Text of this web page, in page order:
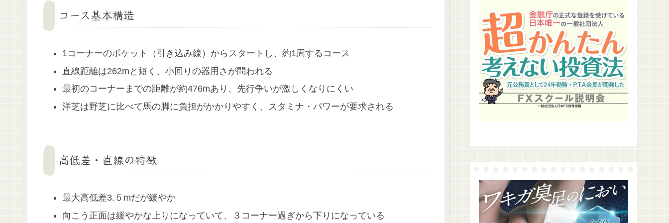
コース基本構造
1コーナーのポケット（引き込み線）からスタートし、約1周するコース
直線距離は262mと短く、小回りの器用さが問われる
最初のコーナーまでの距離が約476mあり、先行争いが激しくなりにくい
洋芝は野芝に比べて馬の脚に負担がかかりやすく、スタミナ・パワーが要求される
高低差・直線の特徴
最大高低差3.５mだが緩やか
向こう正面は緩やかな上りになっていて、３コーナー過ぎから下りになっている